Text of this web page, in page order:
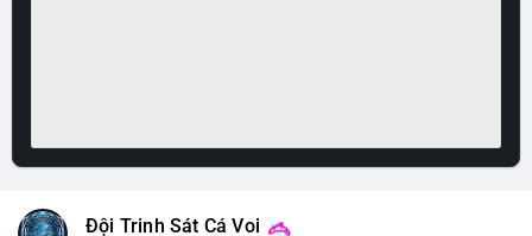
Đội Trinh Sát Cá Voi